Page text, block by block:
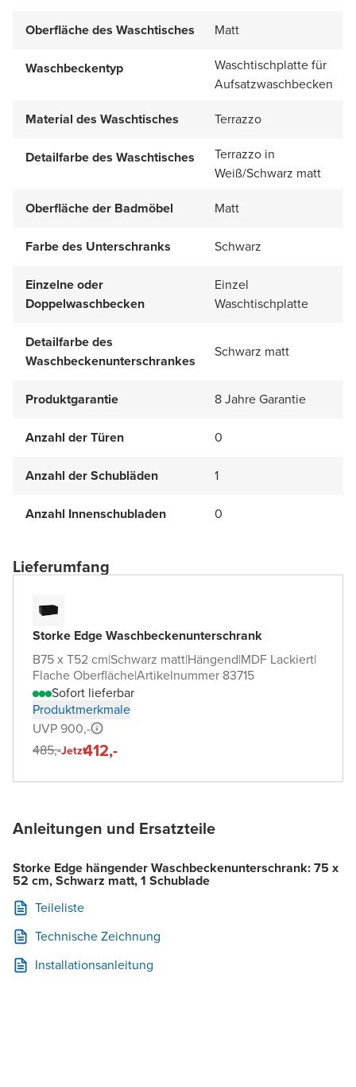
Oberfläche des Waschtisches Matt
Waschbeckentyp
Waschtischplatte für
Aufsatzwaschbecken
Material des Waschtisches
Terrazzo
Detailfarbe des Waschtisches
Terrazzo in
Weiß/Schwarz matt
Oberfläche der Badmöbel
Matt
Farbe des Unterschranks Schwarz
Einzelne oder
Doppelwaschbecken
Einzel
Waschtischplatte
Detailfarbe des
Waschbeckenunterschrankes
Schwarz matt
Produktgarantie 8 Jahre Garantie
Anzahl der Türen 0
Anzahl der Schubläden 1
Anzahl Innenschubladen 0
Lieferumfang
Storke Edge Waschbeckenunterschrank
B75 x T52 cm|Schwarz matt|Hängend|MDF Lackiert|
Flache Oberfläche|Artikelnummer 83715
Sofort lieferbar
Produktmerkmale
UVP 900,-
485,-Jetzt412,-
Anleitungen und Ersatzteile
Storke Edge hängender Waschbeckenunterschrank: 75 x
52 cm, Schwarz matt, 1 Schublade
Teileliste
Technische Zeichnung
Installationsanleitung